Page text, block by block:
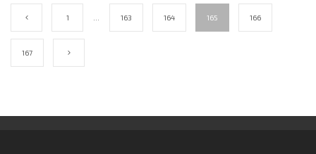
1 163 164 165 166
167